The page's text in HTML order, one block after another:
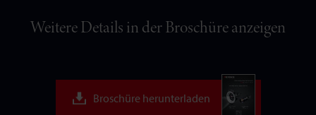
Weitere Details in der Broschüre anzeigen
Broschüre herunterladen